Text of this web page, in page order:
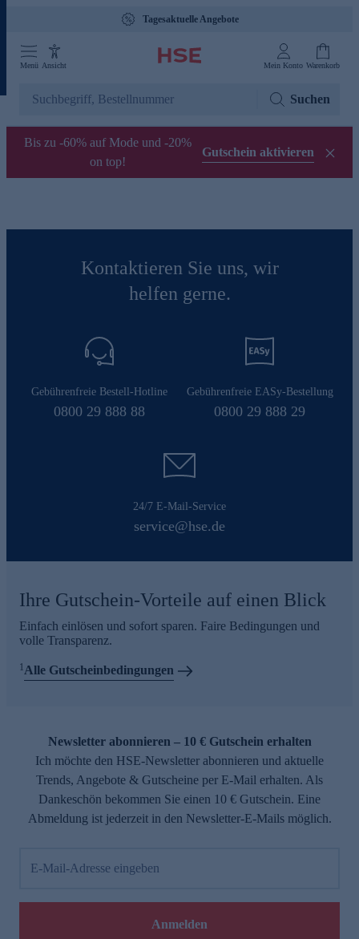
Tagesaktuelle Angebote
Menü Ansicht Mein Konto Warenkorb
Suchen
Bis zu -60% auf Mode und -20%
on top!
Gutschein aktivieren
Kontaktieren Sie uns, wir
helfen gerne.
Gebührenfreie Bestell-Hotline
0800 29 888 88
Gebührenfreie EASy-Bestellung
0800 29 888 29
24/7 E-Mail-Service
service@hse.de
Ihre Gutschein-Vorteile auf einen Blick
Einfach einlösen und sofort sparen. Faire Bedingungen und
volle Transparenz.
1Alle Gutscheinbedingungen
Newsletter abonnieren – 10 € Gutschein erhalten
Ich möchte den HSE-Newsletter abonnieren und aktuelle
Trends, Angebote & Gutscheine per E-Mail erhalten. Als
Dankeschön bekommen Sie einen 10 € Gutschein. Eine
Abmeldung ist jederzeit in den Newsletter-E-Mails möglich.
E-Mail-Adresse eingeben
Anmelden